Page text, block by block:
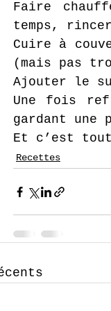
Faire
temps,
Cuire à
(mais pas
Ajouter le
Une fois
gardant une
Et c’est
Recettes